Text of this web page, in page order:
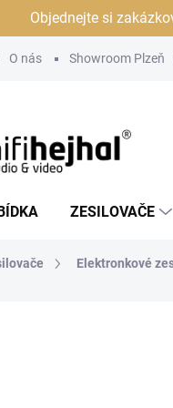
Objednejte si
O nás Showroom Plzeň
ZESILOVAČE
Elektronkové